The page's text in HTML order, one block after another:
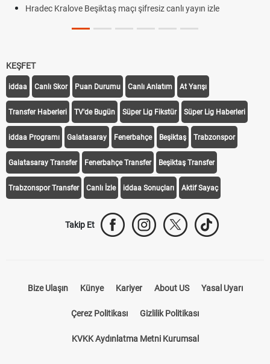
Hradec Kralove Beşiktaş maçı şifresiz canlı yayın izle
KEŞFET
iddaa Canlı Skor Puan Durumu Canlı Anlatım At Yarışı
Transfer Haberleri TV'de Bugün Süper Lig Fikstür Süper Lig Haberleri
iddaa Programı Galatasaray Fenerbahçe Beşiktaş Trabzonspor
Galatasaray Transfer Fenerbahçe Transfer Beşiktaş Transfer
Trabzonspor Transfer Canlı İzle iddaa Sonuçları Aktif Sayaç
Takip Et
Bize Ulaşın Künye Kariyer About US Yasal Uyarı
Çerez Politikası Gizlilik Politikası
KVKK Aydınlatma Metni Kurumsal